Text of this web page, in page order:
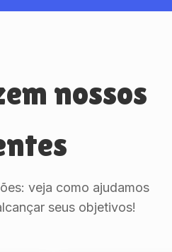
nossos
veja como ajudamos
seus objetivos!